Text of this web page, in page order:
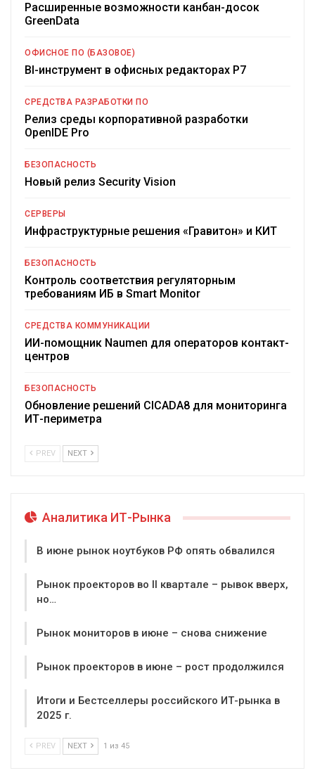
Расширенные возможности канбан-досок
GreenData
ОФИСНОЕ ПО (БАЗОВОЕ)
BI-инструмент в офисных редакторах Р7
СРЕДСТВА РАЗРАБОТКИ ПО
Релиз среды корпоративной разработки
OpenIDE Pro
БЕЗОПАСНОСТЬ
Новый релиз Security Vision
СЕРВЕРЫ
Инфраструктурные решения «Гравитон» и КИТ
БЕЗОПАСНОСТЬ
Контроль соответствия регуляторным
требованиям ИБ в Smart Monitor
СРЕДСТВА КОММУНИКАЦИИ
ИИ-помощник Naumen для операторов контакт-
центров
БЕЗОПАСНОСТЬ
Обновление решений CICADA8 для мониторинга
ИТ-периметра
PREV NEXT
Аналитика ИТ-Рынка
В июне рынок ноутбуков РФ опять обвалился
Рынок проекторов во II квартале – рывок вверх,
но…
Рынок мониторов в июне – снова снижение
Рынок проекторов в июне – рост продолжился
Итоги и Бестселлеры российского ИТ-рынка в
2025 г.
PREV NEXT 1 из 45